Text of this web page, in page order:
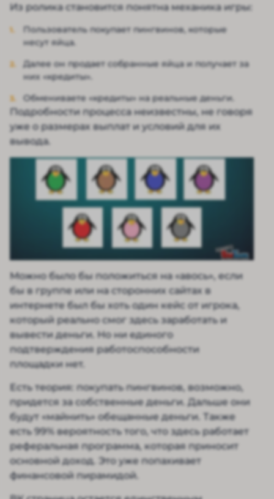
Из ролика становится понятна механика игры:
Пользователь покупает пингвинов, которые
несут яйца.
Далее он продает собранные яйца и получает за
них «кредиты».
Обмениваете «кредиты» на реальные деньги.
Подробности процесса неизвестны, не говоря
уже о размерах выплат и условий для их
вывода.
Можно было бы положиться на «авось», если
бы в группе или на сторонних сайтах в
интернете был бы хоть один кейс от игрока,
который реально смог здесь заработать и
вывести деньги. Но ни единого
подтверждения работоспособности
площадки нет.
Есть теория: покупать пингвинов, возможно,
придется за собственные деньги. Дальше они
будут «майнить» обещанные деньги. Также
есть 99% вероятность того, что здесь работает
реферальная программа, которая приносит
основной доход. Это уже попахивает
финансовой пирамидой.